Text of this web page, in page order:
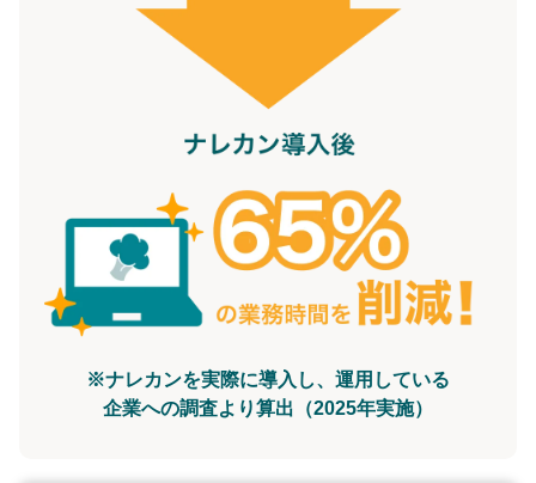
※ナレカンを実際に導入し、運用している
企業への調査より算出（2025年実施）